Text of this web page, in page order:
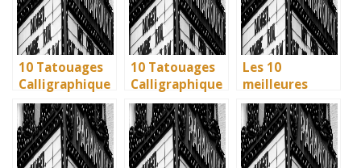
la littérature
enfantine
British
Museum
British
Museum
10 Tatouages
Calligraphique
s : Citations et
Phrases
Uniques pour
immortaliser
10 Tatouages
Calligraphique
s : Citations et
Phrases
Uniques pour
immortaliser
Les 10
meilleures
villes d’Italie à
visiter en 2025
: Ravenne, la
ville aux huit